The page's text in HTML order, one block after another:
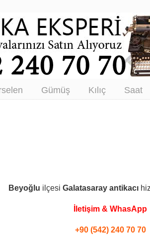
Eşya Alanlar –
Gümüş Kılıç Saat
Beyoğlu ilçesi Galatasaray antikacı
İletişim & WhasApp
+90 (542) 240 70 70